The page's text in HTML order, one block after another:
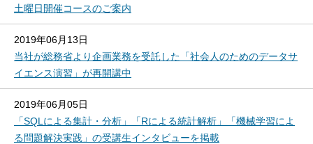
土曜日開催コースのご案内
2019年06月13日
当社が総務省より企画業務を受託した「社会人のためのデータサ
イエンス演習」が再開講中
2019年06月05日
「SQLによる集計・分析」「Rによる統計解析」「機械学習によ
る問題解決実践」の受講生インタビューを掲載